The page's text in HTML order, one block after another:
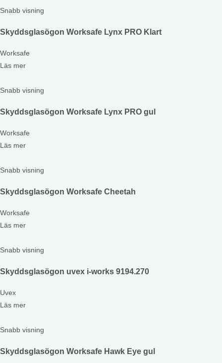
Snabb visning
Skyddsglasögon Worksafe Lynx PRO Klart
Worksafe
Läs mer
Snabb visning
Skyddsglasögon Worksafe Lynx PRO gul
Worksafe
Läs mer
Snabb visning
Skyddsglasögon Worksafe Cheetah
Worksafe
Läs mer
Snabb visning
Skyddsglasögon uvex i-works 9194.270
Uvex
Läs mer
Snabb visning
Skyddsglasögon Worksafe Hawk Eye gul